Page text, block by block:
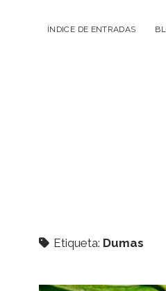
ÍNDICE DE ENTRADAS
Etiqueta: Dumas